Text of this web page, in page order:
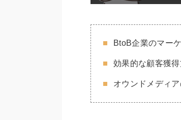
BtoB企業のマー
効果的な顧客獲
オウンドメディ